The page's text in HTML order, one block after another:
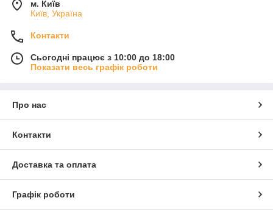
м. Київ
Київ, Україна
Контакти
Сьогодні працює з 10:00 до 18:00
Показати весь графік роботи
Про нас
Контакти
Доставка та оплата
Графік роботи